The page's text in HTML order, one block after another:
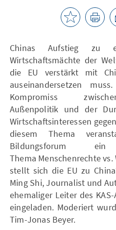
Chinas Aufstieg zu
Wirtschaftsmächte der
die EU verstärkt mit
auseinandersetzen
Kompromiss
Außenpolitik und der
Wirtschaftsinteressen
diesem Thema
Bildungsforum
Thema Menschenrechte
stellt sich die EU zu
Ming Shi, Journalist und
ehemaliger Leiter des
eingeladen. Moderiert
Tim-Jonas Beyer.